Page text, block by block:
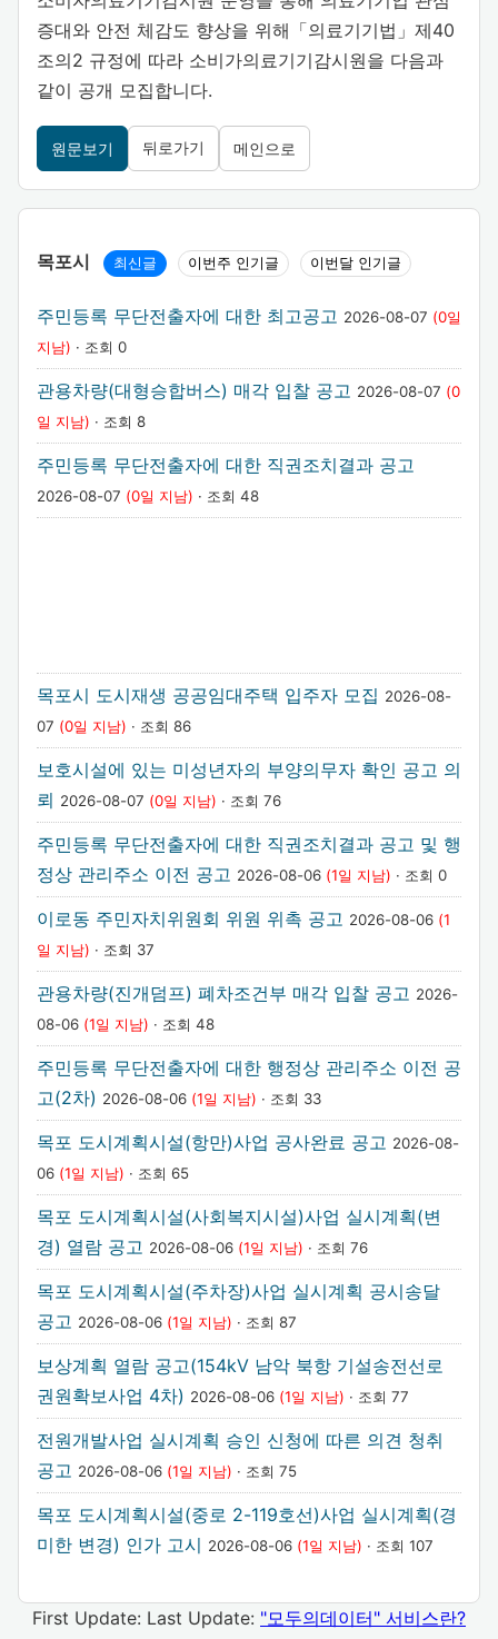
증대와 안전 체감도 향상을 위해「의료기기법」제40
조의2 규정에 따라 소비가의료기기감시원을 다음과
같이 공개 모집합니다.
원문보기 뒤로가기 메인으로
목포시 최신글 이번주 인기글 이번달 인기글
주민등록 무단전출자에 대한 최고공고 2026-08-07 (0일
지남) · 조회 0
관용차량(대형승합버스) 매각 입찰 공고 2026-08-07 (0
일 지남) · 조회 8
주민등록 무단전출자에 대한 직권조치결과 공고
2026-08-07 (0일 지남) · 조회 48
목포시 도시재생 공공임대주택 입주자 모집 2026-08-
07 (0일 지남) · 조회 86
보호시설에 있는 미성년자의 부양의무자 확인 공고 의
뢰 2026-08-07 (0일 지남) · 조회 76
주민등록 무단전출자에 대한 직권조치결과 공고 및 행
정상 관리주소 이전 공고 2026-08-06 (1일 지남) · 조회 0
이로동 주민자치위원회 위원 위촉 공고 2026-08-06 (1
일 지남) · 조회 37
관용차량(진개덤프) 폐차조건부 매각 입찰 공고 2026-
08-06 (1일 지남) · 조회 48
주민등록 무단전출자에 대한 행정상 관리주소 이전 공
고(2차) 2026-08-06 (1일 지남) · 조회 33
목포 도시계획시설(항만)사업 공사완료 공고 2026-08-
06 (1일 지남) · 조회 65
목포 도시계획시설(사회복지시설)사업 실시계획(변
경) 열람 공고 2026-08-06 (1일 지남) · 조회 76
목포 도시계획시설(주차장)사업 실시계획 공시송달
공고 2026-08-06 (1일 지남) · 조회 87
보상계획 열람 공고(154kV 남악 북항 기설송전선로
권원확보사업 4차) 2026-08-06 (1일 지남) · 조회 77
전원개발사업 실시계획 승인 신청에 따른 의견 청취
공고 2026-08-06 (1일 지남) · 조회 75
목포 도시계획시설(중로 2-119호선)사업 실시계획(경
미한 변경) 인가 고시 2026-08-06 (1일 지남) · 조회 107
First Update: Last Update: "모두의데이터" 서비스란?